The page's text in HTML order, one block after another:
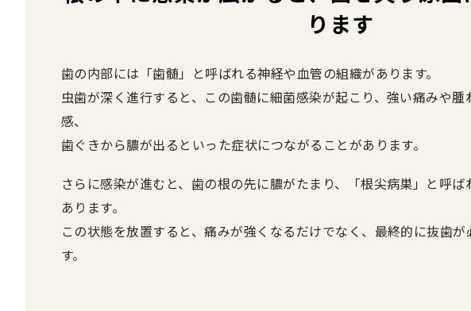
ります
歯の内部には「歯髄」と呼ばれる神経や血管の組織があります。
虫歯が深く進行すると、この歯髄に細菌感染が起こり、強い痛みや
感、
歯ぐきから膿が出るといった症状につながることがあります。
さらに感染が進むと、歯の根の先に膿がたまり、「根尖病巣」と呼
あります。
この状態を放置すると、痛みが強くなるだけでなく、最終的に抜歯
す。